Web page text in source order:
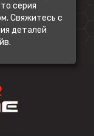
серия
Свяжитесь с
деталей